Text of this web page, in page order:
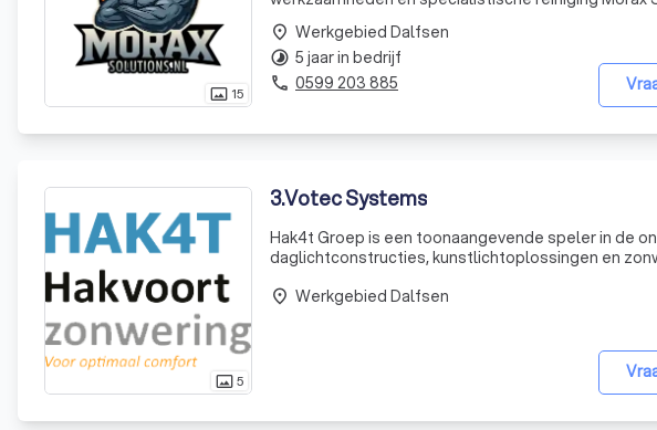
photo_size_select_actual 15
praktische aanpak, oog voor detail en focus op
particul
place Werkgebied Dalfsen
timelapse 5 jaar in bedrijf
phone 0599 203 885
photo_size_select_actual5
3.Votec Systems
Hak4t Groep is een toonaangevende speler in de
daglichtconstructies, kunstlichtoplossingen en
place Werkgebied Dalfsen